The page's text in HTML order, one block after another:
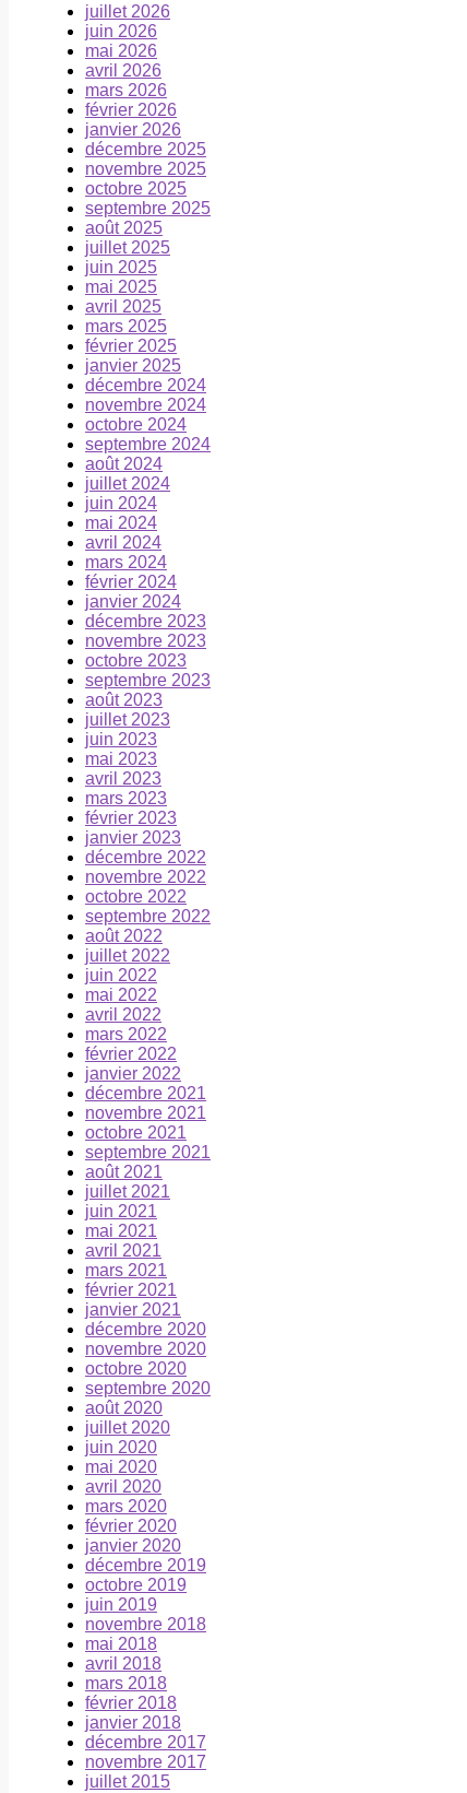
juillet 2026
juin 2026
mai 2026
avril 2026
mars 2026
février 2026
janvier 2026
décembre 2025
novembre 2025
octobre 2025
septembre 2025
août 2025
juillet 2025
juin 2025
mai 2025
avril 2025
mars 2025
février 2025
janvier 2025
décembre 2024
novembre 2024
octobre 2024
septembre 2024
août 2024
juillet 2024
juin 2024
mai 2024
avril 2024
mars 2024
février 2024
janvier 2024
décembre 2023
novembre 2023
octobre 2023
septembre 2023
août 2023
juillet 2023
juin 2023
mai 2023
avril 2023
mars 2023
février 2023
janvier 2023
décembre 2022
novembre 2022
octobre 2022
septembre 2022
août 2022
juillet 2022
juin 2022
mai 2022
avril 2022
mars 2022
février 2022
janvier 2022
décembre 2021
novembre 2021
octobre 2021
septembre 2021
août 2021
juillet 2021
juin 2021
mai 2021
avril 2021
mars 2021
février 2021
janvier 2021
décembre 2020
novembre 2020
octobre 2020
septembre 2020
août 2020
juillet 2020
juin 2020
mai 2020
avril 2020
mars 2020
février 2020
janvier 2020
décembre 2019
octobre 2019
juin 2019
novembre 2018
mai 2018
avril 2018
mars 2018
février 2018
janvier 2018
décembre 2017
novembre 2017
juillet 2015